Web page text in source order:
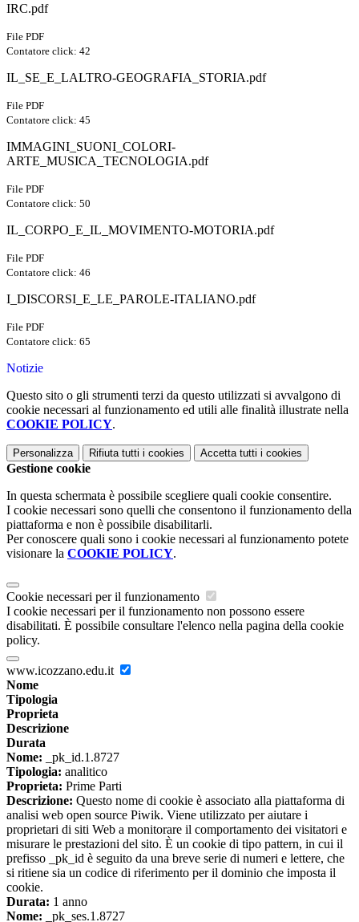
IRC.pdf
File PDF
Contatore click: 42
IL_SE_E_LALTRO-GEOGRAFIA_STORIA.pdf
File PDF
Contatore click: 45
IMMAGINI_SUONI_COLORI-
ARTE_MUSICA_TECNOLOGIA.pdf
File PDF
Contatore click: 50
IL_CORPO_E_IL_MOVIMENTO-MOTORIA.pdf
File PDF
Contatore click: 46
I_DISCORSI_E_LE_PAROLE-ITALIANO.pdf
File PDF
Contatore click: 65
Notizie
Questo sito o gli strumenti terzi da questo utilizzati si avvalgono di
cookie necessari al funzionamento ed utili alle finalità illustrate nella
COOKIE POLICY.
Personalizza Rifiuta tutti i cookies Accetta tutti i cookies
Gestione cookie
In questa schermata è possibile scegliere quali cookie consentire.
I cookie necessari sono quelli che consentono il funzionamento della
piattaforma e non è possibile disabilitarli.
Per conoscere quali sono i cookie necessari al funzionamento potete
visionare la COOKIE POLICY.
Cookie necessari per il funzionamento
I cookie necessari per il funzionamento non possono essere
disabilitati. È possibile consultare l'elenco nella pagina della cookie
policy.
www.icozzano.edu.it
Nome
Tipologia
Proprieta
Descrizione
Durata
Nome: _pk_id.1.8727
Tipologia: analitico
Proprieta: Prime Parti
Descrizione: Questo nome di cookie è associato alla piattaforma di
analisi web open source Piwik. Viene utilizzato per aiutare i
proprietari di siti Web a monitorare il comportamento dei visitatori e
misurare le prestazioni del sito. È un cookie di tipo pattern, in cui il
prefisso _pk_id è seguito da una breve serie di numeri e lettere, che
si ritiene sia un codice di riferimento per il dominio che imposta il
cookie.
Durata: 1 anno
Nome: _pk_ses.1.8727